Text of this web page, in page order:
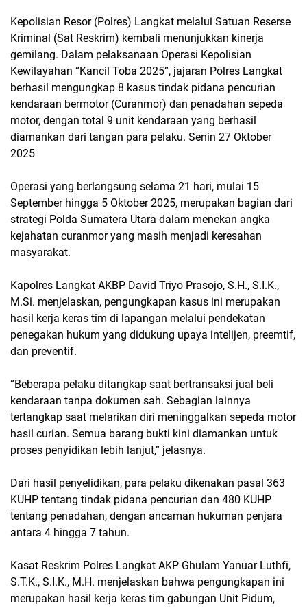
Kepolisian Resor (Polres) Langkat melalui Satuan Reserse
Kriminal (Sat Reskrim) kembali menunjukkan kinerja
gemilang. Dalam pelaksanaan Operasi Kepolisian
Kewilayahan “Kancil Toba 2025”, jajaran Polres Langkat
berhasil mengungkap 8 kasus tindak pidana pencurian
kendaraan bermotor (Curanmor) dan penadahan sepeda
motor, dengan total 9 unit kendaraan yang berhasil
diamankan dari tangan para pelaku. Senin 27 Oktober
2025
Operasi yang berlangsung selama 21 hari, mulai 15
September hingga 5 Oktober 2025, merupakan bagian dari
strategi Polda Sumatera Utara dalam menekan angka
kejahatan curanmor yang masih menjadi keresahan
masyarakat.
Kapolres Langkat AKBP David Triyo Prasojo, S.H., S.I.K.,
M.Si. menjelaskan, pengungkapan kasus ini merupakan
hasil kerja keras tim di lapangan melalui pendekatan
penegakan hukum yang didukung upaya intelijen, preemtif,
dan preventif.
“Beberapa pelaku ditangkap saat bertransaksi jual beli
kendaraan tanpa dokumen sah. Sebagian lainnya
tertangkap saat melarikan diri meninggalkan sepeda motor
hasil curian. Semua barang bukti kini diamankan untuk
proses penyidikan lebih lanjut,” jelasnya.
Dari hasil penyelidikan, para pelaku dikenakan pasal 363
KUHP tentang tindak pidana pencurian dan 480 KUHP
tentang penadahan, dengan ancaman hukuman penjara
antara 4 hingga 7 tahun.
Kasat Reskrim Polres Langkat AKP Ghulam Yanuar Luthfi,
S.T.K., S.I.K., M.H. menjelaskan bahwa pengungkapan ini
merupakan hasil kerja keras tim gabungan Unit Pidum,